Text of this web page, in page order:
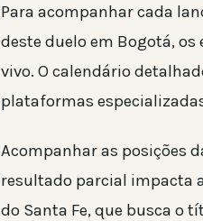
Para acompanhar cada
deste duelo em Bogotá,
vivo. O calendário
plataformas
Acompanhar as posições
resultado parcial impacta
do Santa Fe, que busca o